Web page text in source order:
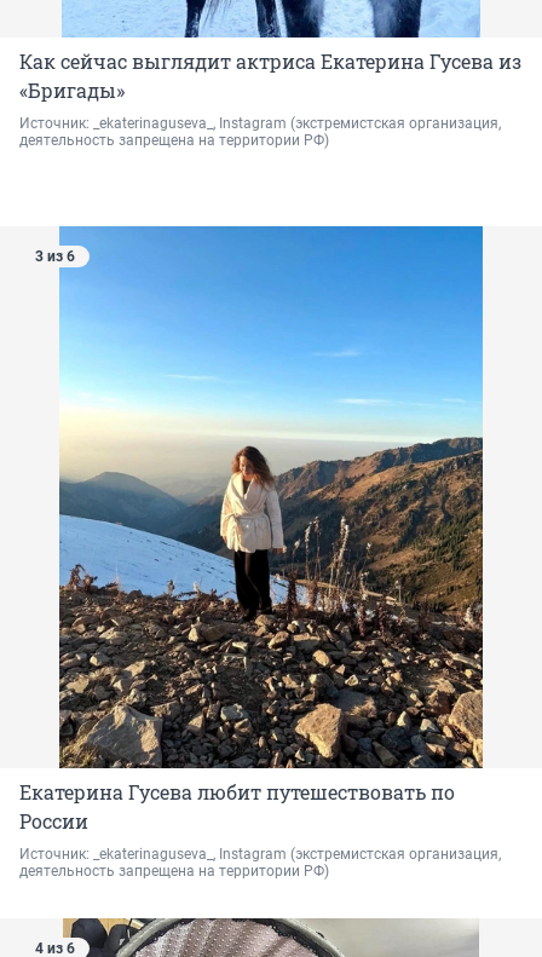
Как сейчас выглядит актриса Екатерина Гусева из
«Бригады»
Источник: _ekaterinaguseva_, Instagram (экстремистская организация,
деятельность запрещена на территории РФ)
3 из 6
Екатерина Гусева любит путешествовать по
России
Источник: _ekaterinaguseva_, Instagram (экстремистская организация,
деятельность запрещена на территории РФ)
4 из 6